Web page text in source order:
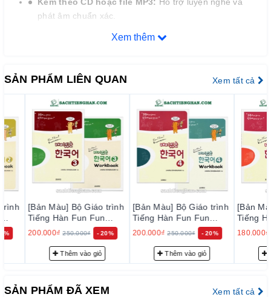
phát âm chuẩn xác.
15 bài học chính:
Tập trung vào từ vựng, ngữ pháp và
hội thoại.
Phần luyện tập:Bao gồm các bài tập nghe, nói, đọc,
viết để củng cố kiến thức.
Tổng hợp và ôn tập:
Giúp người học hệ thống lại kiến
thức đã học.
Phát triển toàn diện 4 kỹ năng:Nghe, nói, đọc, viết.
Hiểu biết văn hóa Hàn Quốc:Thông qua các bài học
lồng ghép yếu tố văn hóa.
trúc và yêu cầu của kỳ thi năng lực tiếng Hàn.
Xem thêm
SẢN PHẨM LIÊN QUAN Xem tất cả
[Bản Màu] Bộ Giáo trình
Tiếng Hàn Fun Fun
Korean 3 - 재미 있는 한
국어 3
200.000₫ 250.000₫ - 20%
Thêm vào giỏ
[Bản Màu] Bộ Giáo trình
Tiếng Hàn Fun Fun
Korean 4 - 재미 있는 한
국어 4
200.000₫ 250.000₫ - 20%
Thêm vào giỏ
[Bản Màu]
Tiếng Hàn
Korean 5 -
국어 5
180.000₫
Thêm
SẢN PHẨM ĐÃ XEM Xem tất cả